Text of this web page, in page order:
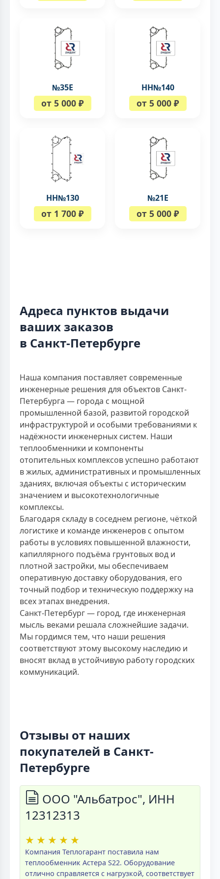
№35Е
от 5 000 ₽
НН№140
от 5 000 ₽
НН№130
от 1 700 ₽
№21Е
от 5 000 ₽
Адреса пунктов выдачи
ваших заказов
в Санкт-Петербурге
Наша компания поставляет современные
инженерные решения для объектов Санкт-
Петербурга — города с мощной
промышленной базой, развитой городской
инфраструктурой и особыми требованиями к
надёжности инженерных систем. Наши
теплообменники и компоненты
отопительных комплексов успешно работают
в жилых, административных и промышленных
зданиях, включая объекты с историческим
значением и высокотехнологичные
комплексы.
Благодаря складу в соседнем регионе, чёткой
логистике и команде инженеров с опытом
работы в условиях повышенной влажности,
капиллярного подъёма грунтовых вод и
плотной застройки, мы обеспечиваем
оперативную доставку оборудования, его
точный подбор и техническую поддержку на
всех этапах внедрения.
Санкт-Петербург — город, где инженерная
мысль веками решала сложнейшие задачи.
Мы гордимся тем, что наши решения
соответствуют этому высокому наследию и
вносят вклад в устойчивую работу городских
коммуникаций.
Отзывы от наших
покупателей в Санкт-
Петербурге
ООО "Альбатрос", ИНН
12312313
★ ★ ★ ★ ★
Компания Теплогарант поставила нам
теплообменник Астера S22. Оборудование
отлично справляется с нагрузкой, соответствует